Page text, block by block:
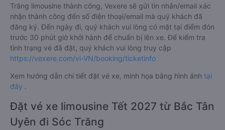
Trăng limousine thành công, Vexere sẽ gửi tin nhắn/email xác
nhận thành công đến số điện thoại/email mà quý khách đã
đăng ký. Đến ngày đi, quý khách vui lòng có mặt tại điểm đón
trước 30 phút giờ khởi hành để chuẩn bị lên xe. Để kiểm tra
tình trạng vé đã đặt, quý khách vui lòng truy cập
https://vexere.com/vi-VN/booking/ticketinfo
Xem hướng dẫn chi tiết đặt vé xe, minh họa bằng hình ảnh tại
đây .
Đặt vé xe limousine Tết 2027 từ Bắc Tân
Uyên đi Sóc Trăng